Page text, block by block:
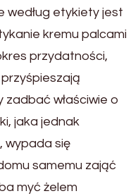
według etykiety jest
kremu palcami
przydatności,
właściwie o
jaka jednak
wypada się
samemu zająć
myć żelem